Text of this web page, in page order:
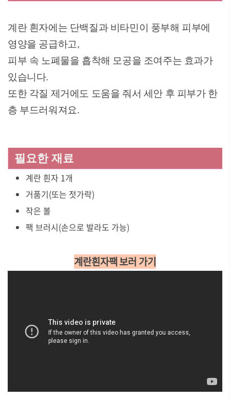
계란 흰자에는 단백질과 비타민이 풍부해 피부에
영양을 공급하고,
피부 속 노폐물을 흡착해 모공을 조여주는 효과가
있습니다.
또한 각질 제거에도 도움을 줘서 세안 후 피부가 한
층 부드러워져요.
필요한 재료
계란 흰자 1개
거품기(또는 젓가락)
작은 볼
팩 브러시(손으로 발라도 가능)
계란흰자팩 보러 가기